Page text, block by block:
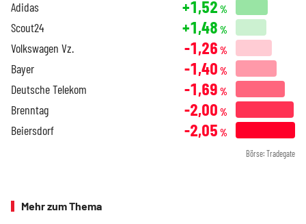
Adidas +1,52 %
Scout24 +1,48 %
Volkswagen Vz. -1,26 %
Bayer -1,40 %
Deutsche Telekom -1,69 %
Brenntag -2,00 %
Beiersdorf -2,05 %
Börse: Tradegate
Mehr zum Thema